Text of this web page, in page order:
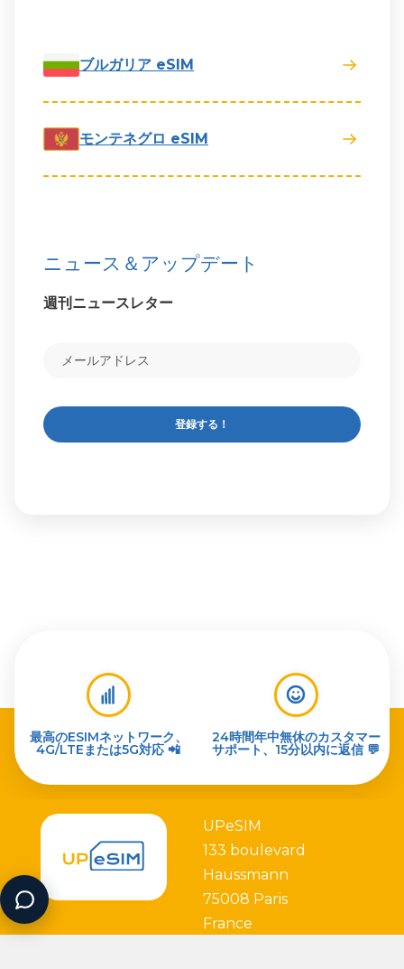
ブルガリア eSIM
モンテネグロ eSIM
ニュース＆アップデート
週刊ニュースレター
登録する！
最高のESIMネットワーク、
4G/LTEまたは5G対応 📲
24時間年中無休のカスタマー
サポート、15分以内に返信 💬
UPeSIM
133 boulevard
Haussmann
75008 Paris
France